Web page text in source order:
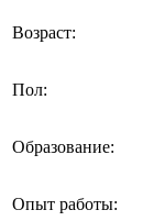
Возраст:
Пол:
Образование:
Опыт работы: